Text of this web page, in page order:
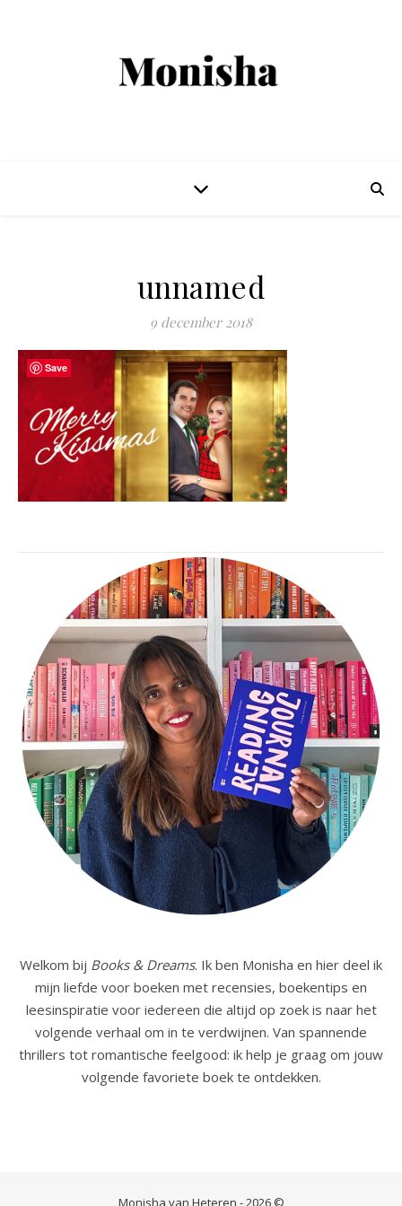
unnamed
9 december 2018
Welkom bij Books & Dreams. Ik ben Monisha en hier deel ik
mijn liefde voor boeken met recensies, boekentips en
leesinspiratie voor iedereen die altijd op zoek is naar het
volgende verhaal om in te verdwijnen. Van spannende
thrillers tot romantische feelgood: ik help je graag om jouw
volgende favoriete boek te ontdekken.
Monisha van Heteren - 2026 ©
Save